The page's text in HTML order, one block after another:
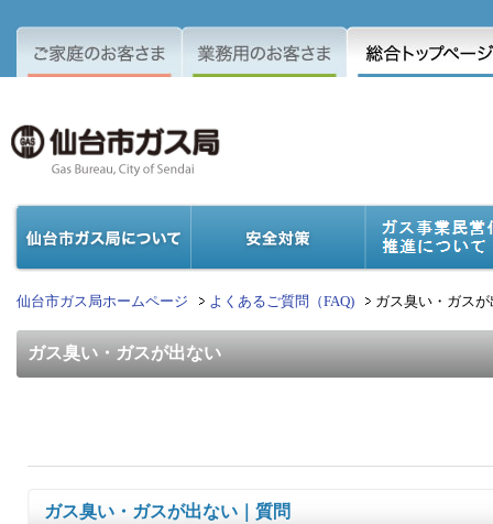
仙台市ガス局ホームページ よくあるご質問（FAQ) ガス臭い・ガス
ガス臭い・ガスが出ない
ガス臭い・ガスが出ない｜質問